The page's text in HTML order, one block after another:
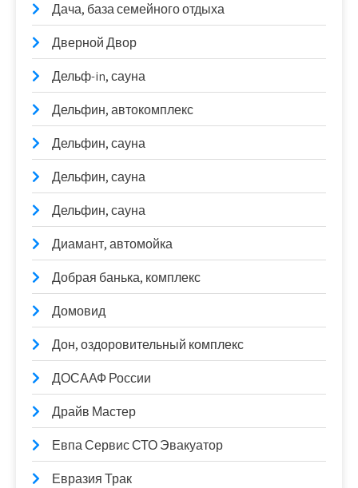
Дача, база семейного отдыха
Дверной Двор
Дельф-in, сауна
Дельфин, автокомплекс
Дельфин, сауна
Дельфин, сауна
Дельфин, сауна
Диамант, автомойка
Добрая банька, комплекс
Домовид
Дон, оздоровительный комплекс
ДОСААФ России
Драйв Мастер
Евпа Сервис СТО Эвакуатор
Евразия Трак